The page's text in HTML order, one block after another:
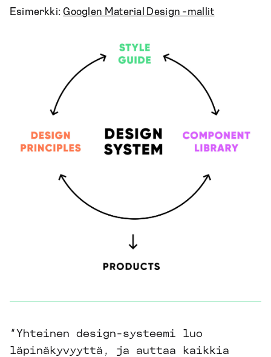
Esimerkki:Googlen Material Design -mallit
“Yhteinen design-systeemi luo
läpinäkyvyyttä, ja auttaa kaikkia